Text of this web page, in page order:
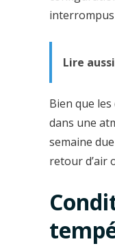
interrompus
Lire
Bien que
dans une
semaine
retour d’air